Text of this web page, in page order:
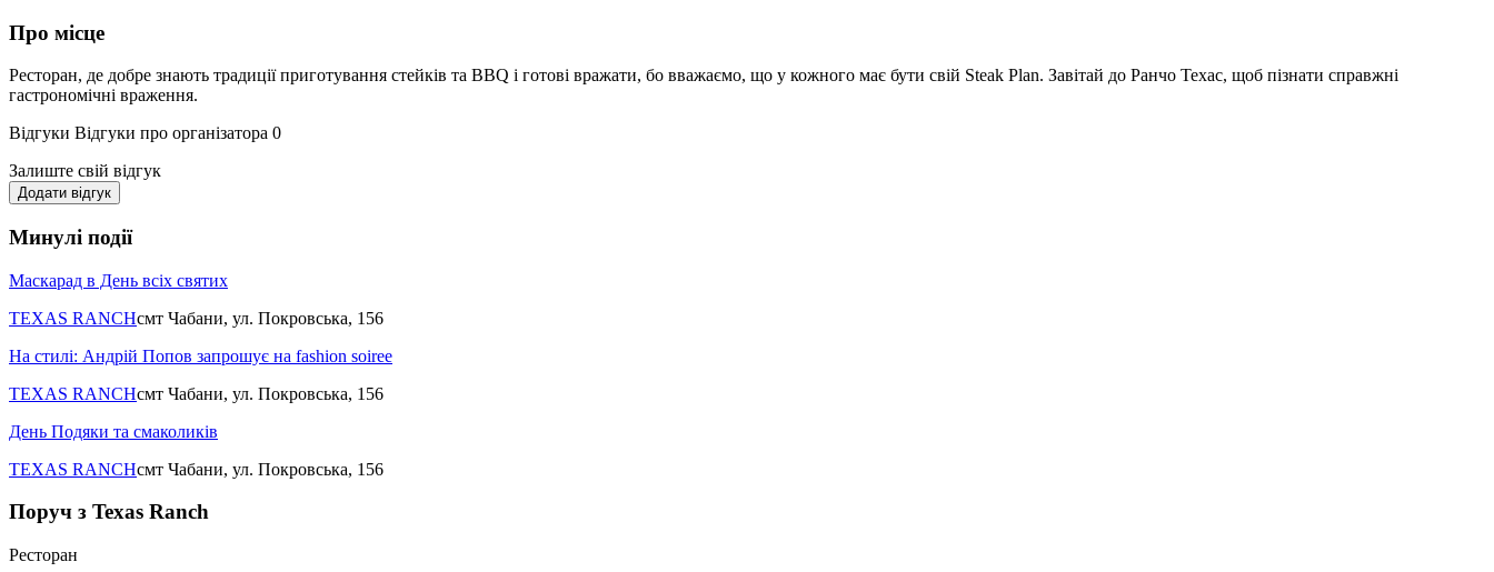
Про місце
Ресторан, де добре знають традиції приготування стейків та BBQ і готові вражати, бо вважаємо, що у кожного має бути свій Steak Plan. Завітай до Ранчо Техас, щоб пізнати справжні
гастрономічні враження.
Відгуки Відгуки про організатора 0
Залиште свій відгук
Додати відгук
Минулі події
Маскарад в День всіх святих
TEXAS RANCHсмт Чабани, ул. Покровська, 156
На стилі: Андрій Попов запрошує на fashion soiree
TEXAS RANCHсмт Чабани, ул. Покровська, 156
День Подяки та смаколиків
TEXAS RANCHсмт Чабани, ул. Покровська, 156
Поруч з Texas Ranch
Ресторан